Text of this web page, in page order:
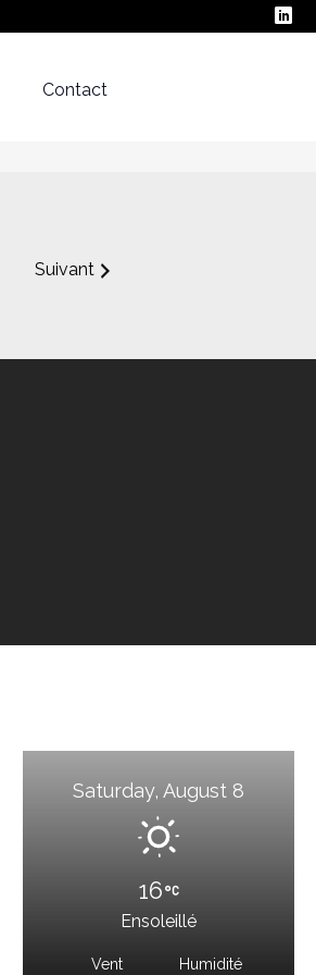
Contact
Suivant
Saturday, August 8
16
Ensoleillé
Vent Humidité